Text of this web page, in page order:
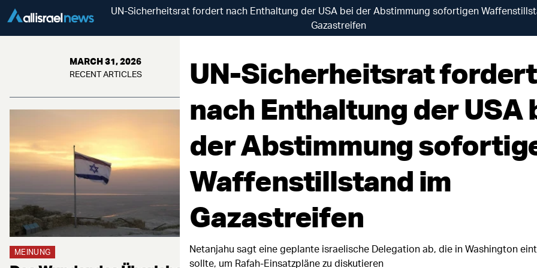
UN-Sicherheitsrat fordert nach Enthaltung der USA bei der Abstimmung sofortigen
Gazastreifen
MARCH 31, 2026
RECENT ARTICLES
MEINUNG
UN-Sicherheitsrat fordert
nach Enthaltung der USA
der Abstimmung
Waffenstillstand im
Gazastreifen
Netanjahu sagt eine geplante israelische Delegation ab, die in Washington
sollte, um Rafah-Einsatzpläne zu diskutieren